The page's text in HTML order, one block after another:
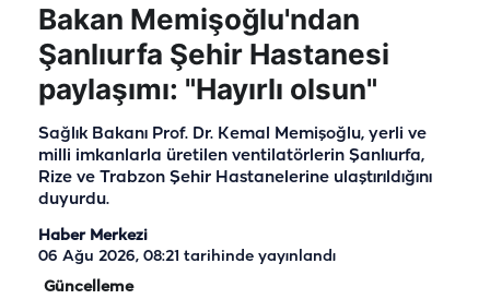
Bakan Memişoğlu'ndan
Şanlıurfa Şehir Hastanesi
paylaşımı: "Hayırlı olsun"
Sağlık Bakanı Prof. Dr. Kemal Memişoğlu, yerli ve
milli imkanlarla üretilen ventilatörlerin Şanlıurfa,
Rize ve Trabzon Şehir Hastanelerine ulaştırıldığını
duyurdu.
Haber Merkezi
06 Ağu 2026, 08:21 tarihinde yayınlandı
Güncelleme